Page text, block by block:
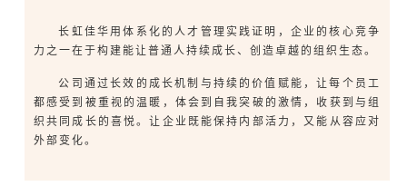
长虹佳华用体系化的人才管理实践证明，企业的核心竞争
力之一在于构建能让普通人持续成长、创造卓越的组织生态。
公司通过长效的成长机制与持续的价值赋能，让每个员工
都感受到被重视的温暖，体会到自我突破的激情，收获到与组
织共同成长的喜悦。让企业既能保持内部活力，又能从容应对
外部变化。